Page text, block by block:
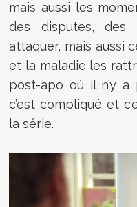
mais aussi les
des disputes,
attaquer, mais aussi
et la maladie les
post-apo où il n’y a
c’est compliqué et
la série.